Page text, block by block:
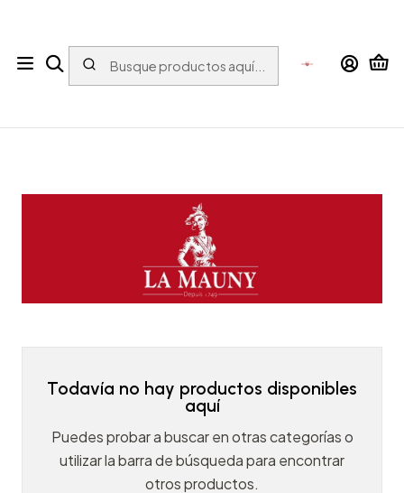
Inicio ESPIRITUOSOS Ron LA MAUNY
Todavía no hay productos disponibles
aquí
Puedes probar a buscar en otras categorías o
utilizar la barra de búsqueda para encontrar
otros productos.